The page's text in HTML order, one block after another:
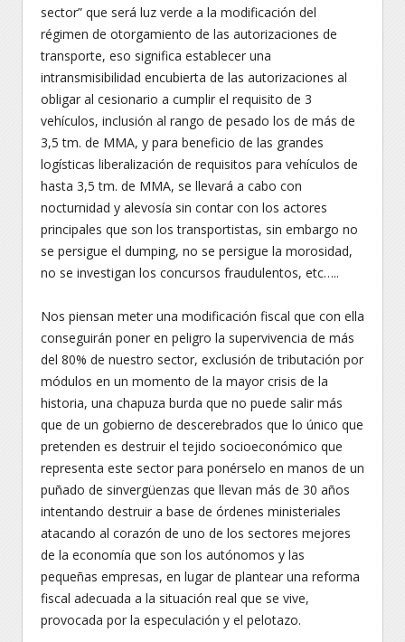
sector” que será luz verde a la modificación del
régimen de otorgamiento de las autorizaciones de
transporte, eso significa establecer una
intransmisibilidad encubierta de las autorizaciones al
obligar al cesionario a cumplir el requisito de 3
vehículos, inclusión al rango de pesado los de más de
3,5 tm. de MMA, y para beneficio de las grandes
logísticas liberalización de requisitos para vehículos de
hasta 3,5 tm. de MMA, se llevará a cabo con
nocturnidad y alevosía sin contar con los actores
principales que son los transportistas, sin embargo no
se persigue el dumping, no se persigue la morosidad,
no se investigan los concursos fraudulentos, etc…..
Nos piensan meter una modificación fiscal que con ella
conseguirán poner en peligro la supervivencia de más
del 80% de nuestro sector, exclusión de tributación por
módulos en un momento de la mayor crisis de la
historia, una chapuza burda que no puede salir más
que de un gobierno de descerebrados que lo único que
pretenden es destruir el tejido socioeconómico que
representa este sector para ponérselo en manos de un
puñado de sinvergüenzas que llevan más de 30 años
intentando destruir a base de órdenes ministeriales
atacando al corazón de uno de los sectores mejores
de la economía que son los autónomos y las
pequeñas empresas, en lugar de plantear una reforma
fiscal adecuada a la situación real que se vive,
provocada por la especulación y el pelotazo.